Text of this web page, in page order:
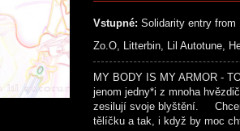
Vstupné: Solidarity entry from
Zo.O, Litterbin, Lil Autotune,
MY BODY IS MY ARMOR -
jenom jedny*i z mnoha
zesilují svoje blyštění.
tělíčku a tak, i když by moc